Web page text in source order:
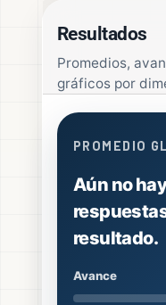
Resultados
Promedios,
gráficos por
PROMEDIO
Aún no
resultado.
Avance